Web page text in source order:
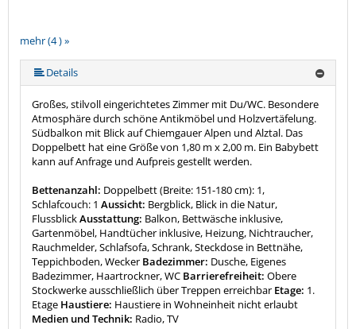
mehr (4 ) »
Details
Großes, stilvoll eingerichtetes Zimmer mit Du/WC. Besondere
Atmosphäre durch schöne Antikmöbel und Holzvertäfelung.
Südbalkon mit Blick auf Chiemgauer Alpen und Alztal. Das
Doppelbett hat eine Größe von 1,80 m x 2,00 m. Ein Babybett
kann auf Anfrage und Aufpreis gestellt werden.
Bettenanzahl: Doppelbett (Breite: 151-180 cm): 1,
Schlafcouch: 1 Aussicht: Bergblick, Blick in die Natur,
FlussblickAusstattung: Balkon, Bettwäsche inklusive,
Gartenmöbel, Handtücher inklusive, Heizung, Nichtraucher,
Rauchmelder, Schlafsofa, Schrank, Steckdose in Bettnähe,
Teppichboden, Wecker Badezimmer: Dusche, Eigenes
Badezimmer, Haartrockner, WC Barrierefreiheit: Obere
Stockwerke ausschließlich über Treppen erreichbar Etage: 1.
Etage Haustiere: Haustiere in Wohneinheit nicht erlaubt
Medien und Technik: Radio, TV